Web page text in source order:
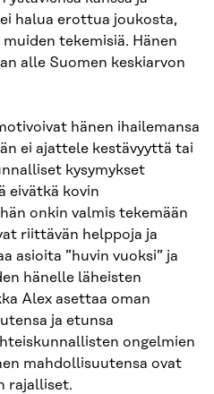
halua erottua joukosta,
tekemisiä. Hänen
alle Suomen keskiarvon
hänen ihailemansa
ei ajattele kestävyyttä tai
kysymykset
eivätkä kovin
onkin valmis tekemään
riittävän helppoja ja
asioita ”huvin vuoksi” ja
hänelle läheisten
Alex asettaa oman
ja etunsa
ongelmien
mahdollisuutensa ovat
rajalliset.